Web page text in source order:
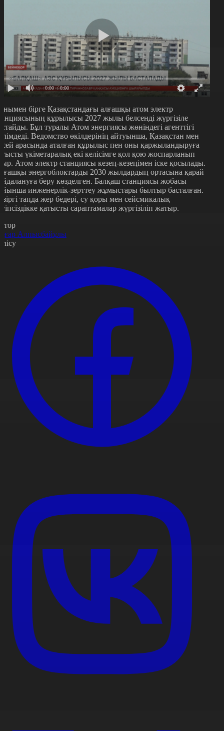
0:00 / 0:00
бірге Қазақстандағы алғашқы атом электр
құрылысы 2027 жылы белсенді жүргізіле
Бұл туралы Атом энергиясы жөніндегі агенттігі
Ведомство өкілдерінің айтуынша, Қазақстан мен
арасында аталған құрылыс пен оны қаржыландыруға
үкіметаралық екі келісімге қол қою жоспарланып
Атом электр станциясы кезең-кезеңімен іске қосылады.
энергоблоктарды 2030 жылдардың ортасына қарай
беру көзделген. Балқаш станциясы жобасы
инженерлік-зерттеу жұмыстары былтыр басталған.
таңда жер бедері, су қоры мен сейсмикалық
қатысты сараптамалар жүргізіліп жатыр.
Алпысбайұлы